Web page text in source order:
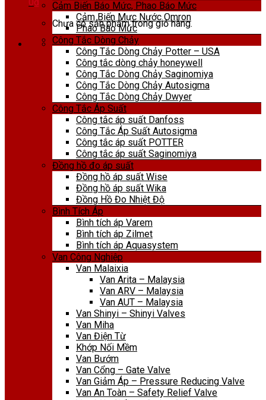
0₫
Chưa có sản phẩm trong giỏ hàng.
Cảm Biến Báo Mức, Phao Báo Mức
Cảm Biến Mực Nước Omron
Phao Báo Mức
Công Tắc Dòng Chảy
Công Tắc Dòng Chảy Potter – USA
Công tắc dòng chảy honeywell
Công Tắc Dòng Chảy Saginomiya
Công Tắc Dòng Chảy Autosigma
Công Tắc Dòng Chảy Dwyer
Công Tắc Áp Suất
Công tắc áp suất Danfoss
Công Tắc Áp Suất Autosigma
Công tắc áp suất POTTER
Công tắc áp suất Saginomiya
Đồng hồ đo áp suất
Đồng hồ áp suất Wise
Đồng hồ áp suất Wika
Đồng Hồ Đo Nhiệt Độ
Bình Tích Áp
Bình tích áp Varem
Bình tích áp Zilmet
Bình tích áp Aquasystem
Van Công Nghiệp
Van Malaixia
Van Arita – Malaysia
Van ARV – Malaysia
Van AUT – Malaysia
Van Shinyi – Shinyi Valves
Van Miha
Van Điện Từ
Khớp Nối Mềm
Van Bướm
Van Cổng – Gate Valve
Van Giảm Áp – Pressure Reducing Valve
Van An Toàn – Safety Relief Valve